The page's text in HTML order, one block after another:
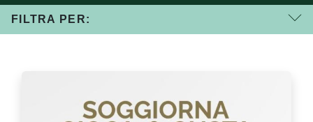
FILTRA PER: